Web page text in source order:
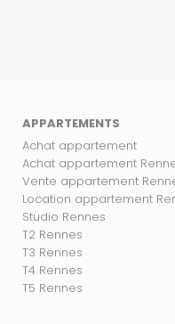
APPARTEMENTS
Achat appartement
Achat appartement
Vente appartement
Location appartement
Studio Rennes
T2 Rennes
T3 Rennes
T4 Rennes
T5 Rennes